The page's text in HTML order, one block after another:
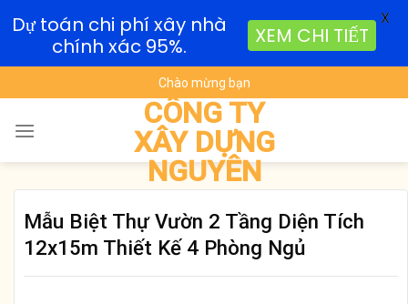
to
content
Chào mừng bạn
CÔNG TY
XÂY DỰNG
NGUYÊN
Mẫu Biệt Thự Vườn 2 Tầng Diện Tích
12x15m Thiết Kế 4 Phòng Ngủ
Dự toán chi phí xây nhà
chính xác 95%.
XEM CHI TIẾT
X